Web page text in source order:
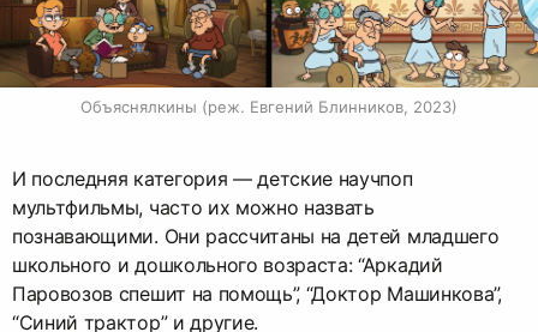
Объяснялкины (реж. Евгений Блинников, 2023)
И последняя категория — детские научпоп
мультфильмы, часто их можно назвать
познавающими. Они рассчитаны на детей младшего
школьного и дошкольного возраста: “Аркадий
Паровозов спешит на помощь”, “Доктор Машинкова”,
“Синий трактор” и другие.